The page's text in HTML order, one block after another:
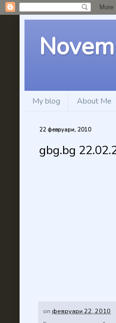
My blog About Me
22 февруари, 2010
gbg.bg
on февруари 22, 2010